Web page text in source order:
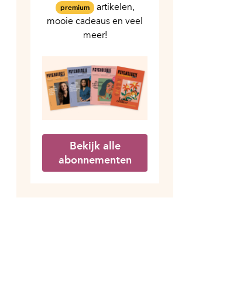
premium artikelen,
mooie cadeaus en veel
meer!
Bekijk alle
abonnementen